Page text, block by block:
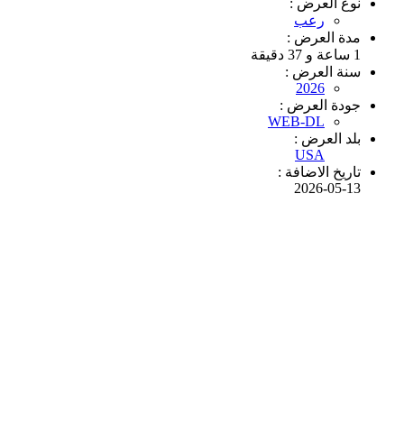
نوع العرض :
رعب
مدة العرض :
1 ساعة و 37 دقيقة
سنة العرض :
2026
جودة العرض :
WEB-DL
بلد العرض :
USA
تاريخ الاضافة :
2026-05-13